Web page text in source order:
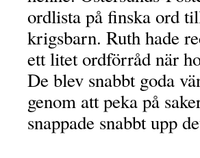
ordlista på finska ord
krigsbarn. Ruth hade
ett litet ordförråd när
De blev snabbt goda
genom att peka på
snappade snabbt upp